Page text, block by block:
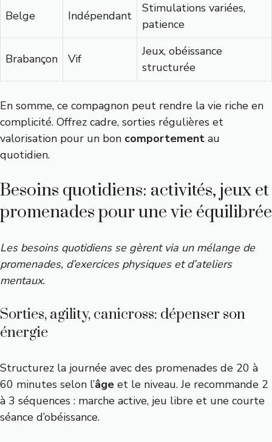
Belge Indépendant
Stimulations variées,
patience
Brabançon Vif
Jeux, obéissance
structurée
En somme, ce compagnon peut rendre la vie riche en
complicité. Offrez cadre, sorties régulières et
valorisation pour un bon comportement au
quotidien.
Besoins quotidiens: activités, jeux et
promenades pour une vie équilibrée
Les besoins quotidiens se gèrent via un mélange de
promenades, d’exercices physiques et d’ateliers
mentaux.
Sorties, agility, canicross: dépenser son
énergie
Structurez la journée avec des promenades de 20 à
60 minutes selon l’âge et le niveau. Je recommande 2
à 3 séquences : marche active, jeu libre et une courte
séance d’obéissance.